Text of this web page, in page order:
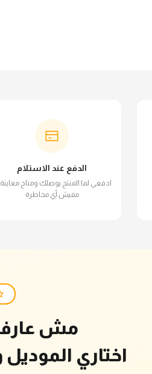
الدفع عند الاستلام
ادفعي لما المنتج يوصلك ومتاح
مفيش أي مخاطرة
مش
اختاري